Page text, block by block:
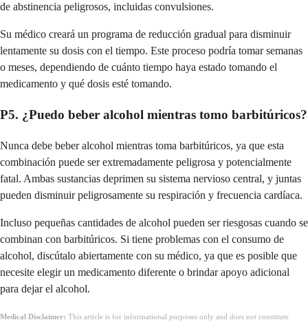
de abstinencia peligrosos, incluidas convulsiones.
Su médico creará un programa de reducción gradual para disminuir
lentamente su dosis con el tiempo. Este proceso podría tomar semanas
o meses, dependiendo de cuánto tiempo haya estado tomando el
medicamento y qué dosis esté tomando.
P5. ¿Puedo beber alcohol mientras tomo barbitúricos?
Nunca debe beber alcohol mientras toma barbitúricos, ya que esta
combinación puede ser extremadamente peligrosa y potencialmente
fatal. Ambas sustancias deprimen su sistema nervioso central, y juntas
pueden disminuir peligrosamente su respiración y frecuencia cardíaca.
Incluso pequeñas cantidades de alcohol pueden ser riesgosas cuando se
combinan con barbitúricos. Si tiene problemas con el consumo de
alcohol, discútalo abiertamente con su médico, ya que es posible que
necesite elegir un medicamento diferente o brindar apoyo adicional
para dejar el alcohol.
Medical Disclaimer: This article is for informational purposes only and does not constitute